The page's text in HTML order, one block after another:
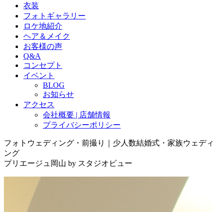
衣装
フォトギャラリー
ロケ地紹介
ヘア＆メイク
お客様の声
Q&A
コンセプト
イベント
BLOG
お知らせ
アクセス
会社概要 | 店舗情報
プライバシーポリシー
フォトウェディング・前撮り｜少人数結婚式・家族ウェディ
ング
プリエージュ岡山 by スタジオビュー